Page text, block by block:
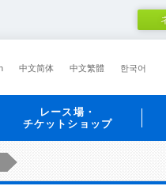
中文简体 中文繁體 한국어
レース場・
チケットショップ